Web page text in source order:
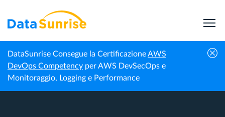
DataSunrise Consegue la CertificazioneAWS
DevOps Competency per AWS DevSecOps e
Monitoraggio, Logging e Performance
Homepage
Centro di
Conoscenza
Come Applicare il Dynamic Masking in
Apache Cloudberry